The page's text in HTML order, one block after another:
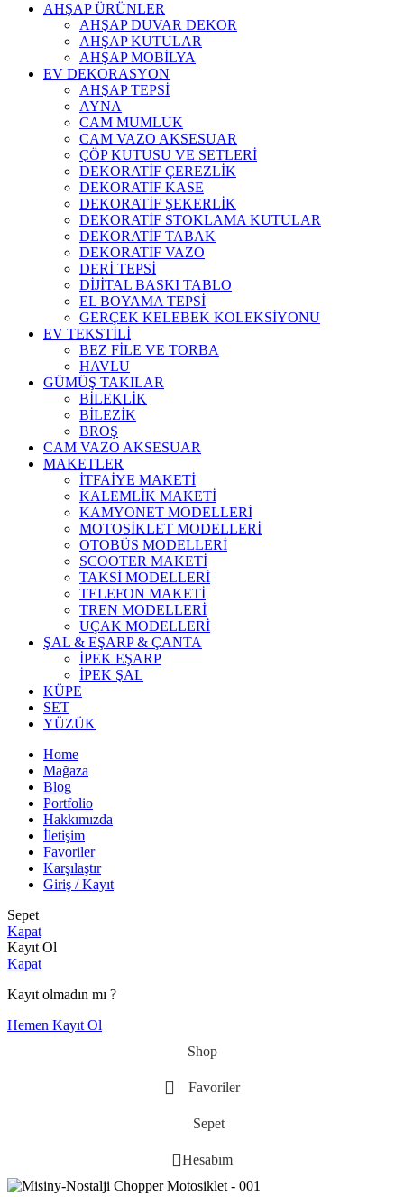
AHŞAP ÜRÜNLER
AHŞAP DUVAR DEKOR
AHŞAP KUTULAR
AHŞAP MOBİLYA
EV DEKORASYON
AHŞAP TEPSİ
AYNA
CAM MUMLUK
CAM VAZO AKSESUAR
ÇÖP KUTUSU VE SETLERİ
DEKORATİF ÇEREZLİK
DEKORATİF KASE
DEKORATİF ŞEKERLİK
DEKORATİF STOKLAMA KUTULAR
DEKORATİF TABAK
DEKORATİF VAZO
DERİ TEPSİ
DİJİTAL BASKI TABLO
EL BOYAMA TEPSİ
GERÇEK KELEBEK KOLEKSİYONU
EV TEKSTİLİ
BEZ FİLE VE TORBA
HAVLU
GÜMÜŞ TAKILAR
BİLEKLİK
BİLEZİK
BROŞ
CAM VAZO AKSESUAR
MAKETLER
İTFAİYE MAKETİ
KALEMLİK MAKETİ
KAMYONET MODELLERİ
MOTOSİKLET MODELLERİ
OTOBÜS MODELLERİ
SCOOTER MAKETİ
TAKSİ MODELLERİ
TELEFON MAKETİ
TREN MODELLERİ
UÇAK MODELLERİ
ŞAL & EŞARP & ÇANTA
İPEK EŞARP
İPEK ŞAL
KÜPE
SET
YÜZÜK
Home
Mağaza
Blog
Portfolio
Hakkımızda
İletişim
Favoriler
Karşılaştır
Giriş / Kayıt
Sepet
Kapat
Kayıt Ol
Kapat
Kayıt olmadın mı ?
Hemen Kayıt Ol
Shop
Favoriler
Sepet
Hesabım